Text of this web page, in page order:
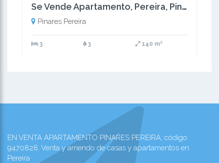
Se Vende Apartamento, Pereira, Pinares
Pinares Pereira
3 3 140 m²
EN VENTA APARTAMENTO PINARES PEREIRA, código:
9470828. Venta y arriendo de casas y apartamentos en
Pereira